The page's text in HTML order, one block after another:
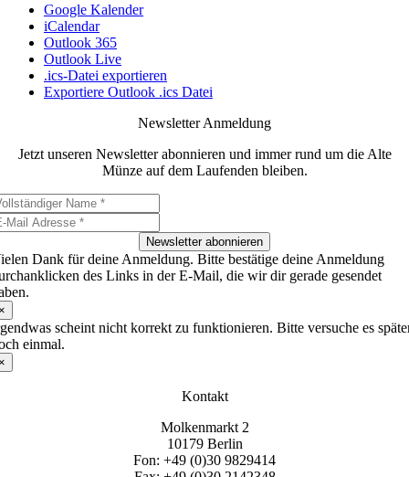
Google Kalender
iCalendar
Outlook 365
Outlook Live
.ics-Datei exportieren
Exportiere Outlook .ics Datei
Newsletter Anmeldung
Jetzt unseren Newsletter abonnieren und immer rund um die Alte
Münze auf dem Laufenden bleiben.
Newsletter abonnieren
Dank für deine Anmeldung. Bitte bestätige deine Anmeldung
des Links in der E-Mail, die wir dir gerade gesendet
scheint nicht korrekt zu funktionieren. Bitte versuche es
einmal.
Kontakt
Molkenmarkt 2
10179 Berlin
Fon: +49 (0)30 9829414